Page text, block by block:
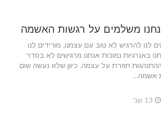
משלמים על רגשות האשמה
לנו להרגיש לא טוב עם עצמנו, מורידים לנו
באנרגיות נמוכות אנחנו מרגישים לא בסדר
חוזרת על עצמה. כיוון שלא נעשה שום
אשמה...